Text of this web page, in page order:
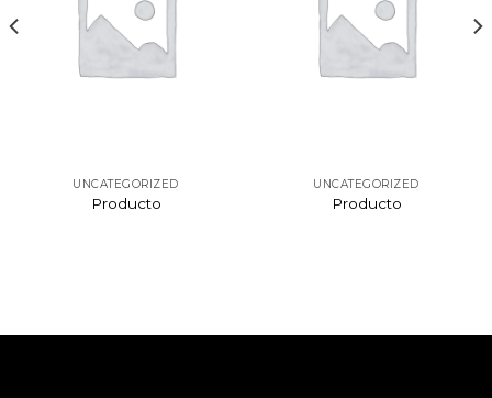
UNCATEGORIZED
Producto
UNCATEGORIZED
Producto